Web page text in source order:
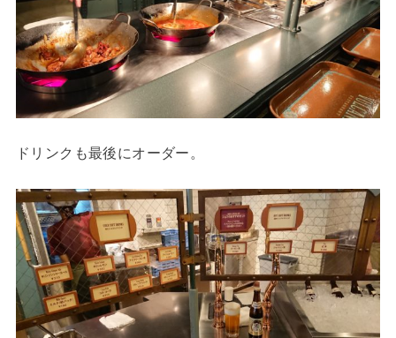
ドリンクも最後にオーダー。